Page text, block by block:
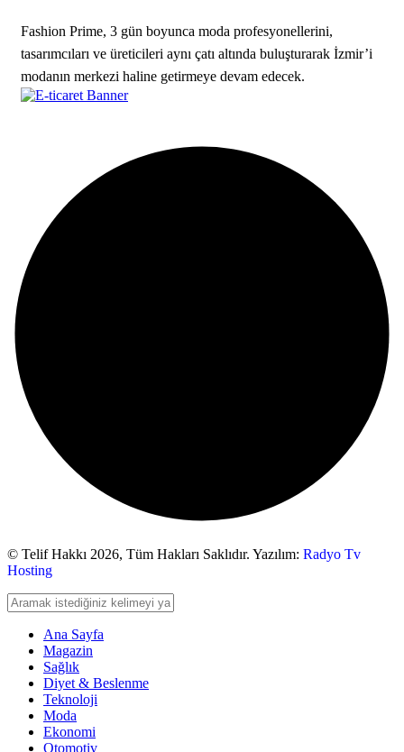
Fashion Prime, 3 gün boyunca moda profesyonellerini,
tasarımcıları ve üreticileri aynı çatı altında buluşturarak İzmir’i
modanın merkezi haline getirmeye devam edecek.
© Telif Hakkı 2026, Tüm Hakları Saklıdır. Yazılım: Radyo Tv
Hosting
Ana Sayfa
Magazin
Sağlık
Diyet & Beslenme
Teknoloji
Moda
Ekonomi
Otomotiv